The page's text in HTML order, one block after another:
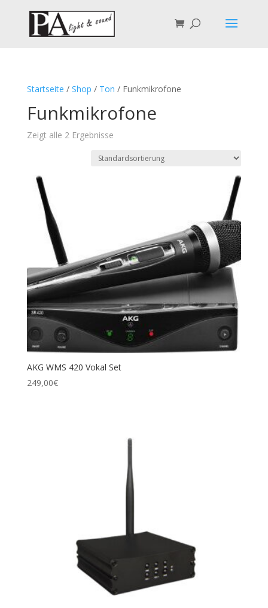
Startseite / Shop / Ton / Funkmikrofone
Funkmikrofone
Zeigt alle 2 Ergebnisse
AKG WMS 420 Vokal Set
249,00€